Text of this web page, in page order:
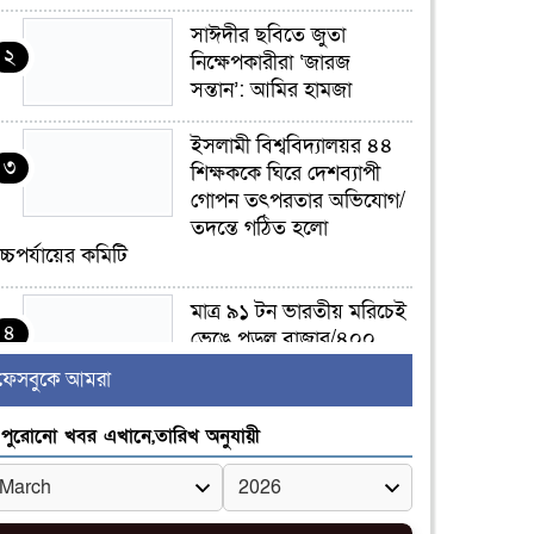
২
সাঈদীর ছবিতে জুতা
নিক্ষেপকারীরা ‘জারজ
সন্তান’: আমির হামজা
৩
ইসলামী বিশ্ববিদ্যালয়র ৪৪
শিক্ষককে ঘিরে দেশব্যাপী
গোপন তৎপরতার অভিযোগ/
তদন্তে গঠিত হলো
কমিটি
৪
মাত্র ৯১ টন ভারতীয় মরিচেই
ভেঙে পড়ল বাজার/৪০০
৫
জুলাই আন্দোলন ছিল
সম্মিলিত, লক্ষ্য হওয়া উচিত
ঐক্য ও রাষ্ট্রগঠন
আমরা
পুরোনো খবর এখানে,তারিখ অনুযায়ী